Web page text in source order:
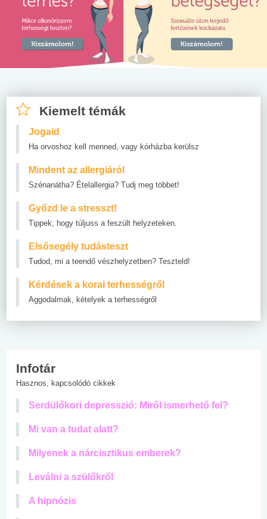
Kiemelt témák
Jogaid
Ha orvoshoz kell menned, vagy kórházba kerülsz
Mindent az allergiáról
Szénanátha? Ételallergia? Tudj meg többet!
Győzd le a stresszt!
Tippek, hogy túljuss a feszült helyzeteken.
Elsősegély tudásteszt
Tudod, mi a teendő vészhelyzetben? Teszteld!
Kérdések a korai terhességről
Aggodalmak, kételyek a terhességről
Infotár
Hasznos, kapcsolódó cikkek
Serdülőkori depresszió: Miről ismerhető fel?
Mi van a tudat alatt?
Milyenek a nárcisztikus emberek?
Leválni a szülőkről
A hipnózis